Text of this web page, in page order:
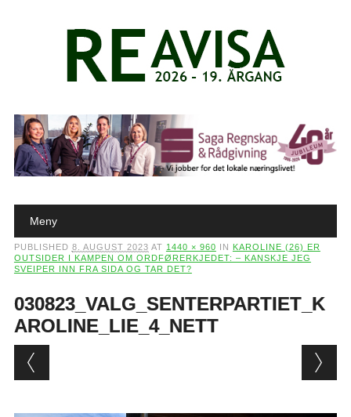
Main menu
Meny
PUBLISHED 8. AUGUST 2023 AT 1440 × 960 IN
KAROLINE (26) ER
OUTSIDER I KAMPEN OM ORDFØRERKJEDET: – KANSKJE JEG
SVEIPER INN FRA SIDA OG TAR DET?
030823_VALG_SENTERPARTIET_K
AROLINE_LIE_4_NETT